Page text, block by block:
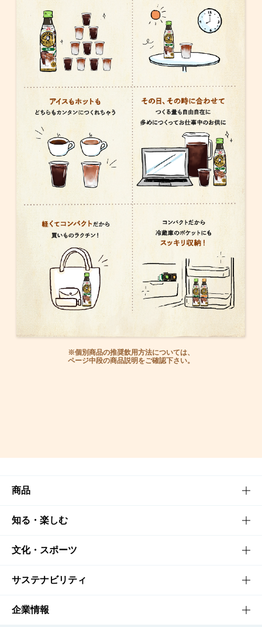
※個別商品の推奨飲用方法については、
ページ中段の商品説明をご確認下さい。
商品
商品TOP
商品一覧
商品発売情報
栄養成分一覧
知る・楽しむ
知る・楽しむTOP
キャンペーン
工場見学
文化・スポーツ
文化・スポーツTOP
サントリーホール
サステナビリティ
サステナビリティTOP
企業情報